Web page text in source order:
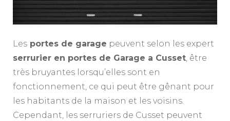
Les portes de garage peuvent selon les expert
serrurier en portes de Garage a Cusset, être
très bruyantes lorsqu’elles sont en
fonctionnement, ce qui peut être gênant pour
les habitants de la maison et les voisins.
Cependant, les serruriers de Cusset peuvent